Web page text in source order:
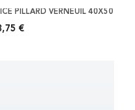
PILLARD VERNEUIL 40X50
€